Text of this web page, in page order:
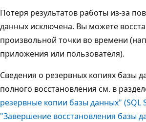
Потеря результатов работы из-за
данных исключена. Вы можете
произвольной точки во времени
приложения или пользователя).
Сведения о резервных копиях базы
полного восстановления см. в
резервные копии базы данных" (SQL
"Завершение восстановления базы